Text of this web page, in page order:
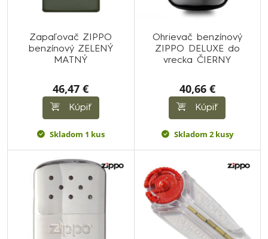
Zapaľovač ZIPPO
benzínový ZELENÝ
MATNÝ
46,47 €
Kúpiť
Skladom 1 kus
Ohrievač benzínový
ZIPPO DELUXE do
vrecka ČIERNY
40,66 €
Kúpiť
Skladom 2 kusy